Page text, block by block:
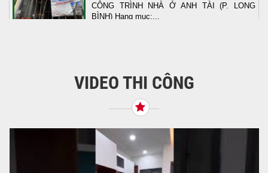
CÔNG TRÌNH NHÀ Ở ANH TÀI (P. LONG
BÌNH) Hạng mục:...
Tiếp nối sự tin tưởng từ quý khách hàng, vừa
qua Công Ty TNHH Thiết Kế Xây Dựng Sao
NHẬN CHÌA KHÓA – TRAO TỔ ẤM MỚI
TẠI PHƯỜNG AN LẠC
Địa điểm: Đường Lâm Hoành, phường An
VIDEO THI CÔNG